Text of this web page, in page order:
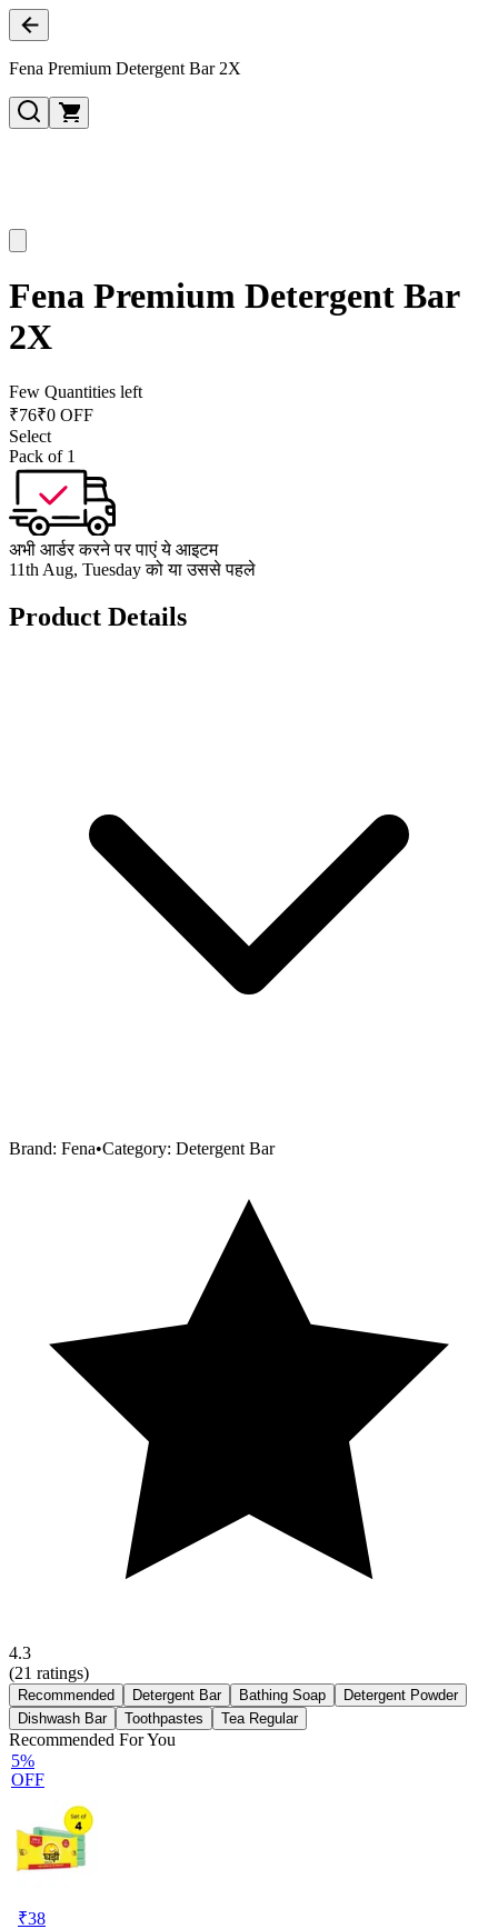
Fena Premium Detergent Bar 2X
Fena Premium Detergent Bar
2X
Few Quantities left
₹76₹0 OFF
Select
Pack of 1
अभी आर्डर करने पर पाएं ये आइटम
11th Aug, Tuesday को या उससे पहले
Product Details
Brand: Fena•Category: Detergent Bar
4.3
(21 ratings)
Recommended Detergent Bar Bathing Soap
Detergent Powder
Dishwash Bar
Toothpastes Tea Regular
Recommended For You
5%
OFF
₹38